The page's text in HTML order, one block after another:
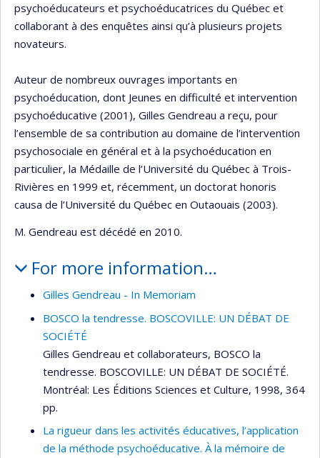
psychoéducateurs et psychoéducatrices du Québec et
collaborant à des enquêtes ainsi qu’à plusieurs projets
novateurs.
Auteur de nombreux ouvrages importants en
psychoéducation, dont Jeunes en difficulté et intervention
psychoéducative (2001), Gilles Gendreau a reçu, pour
l’ensemble de sa contribution au domaine de l’intervention
psychosociale en général et à la psychoéducation en
particulier, la Médaille de l’Université du Québec à Trois-
Rivières en 1999 et, récemment, un doctorat honoris
causa de l’Université du Québec en Outaouais (2003).
M. Gendreau est décédé en 2010.
For more information…
Gilles Gendreau - In Memoriam
BOSCO la tendresse. BOSCOVILLE: UN DÉBAT DE
SOCIÉTÉ
Gilles Gendreau et collaborateurs, BOSCO la
tendresse. BOSCOVILLE: UN DÉBAT DE SOCIÉTÉ.
Montréal: Les Éditions Sciences et Culture, 1998, 364
pp.
La rigueur dans les activités éducatives, l’application
de la méthode psychoéducative. À la mémoire de